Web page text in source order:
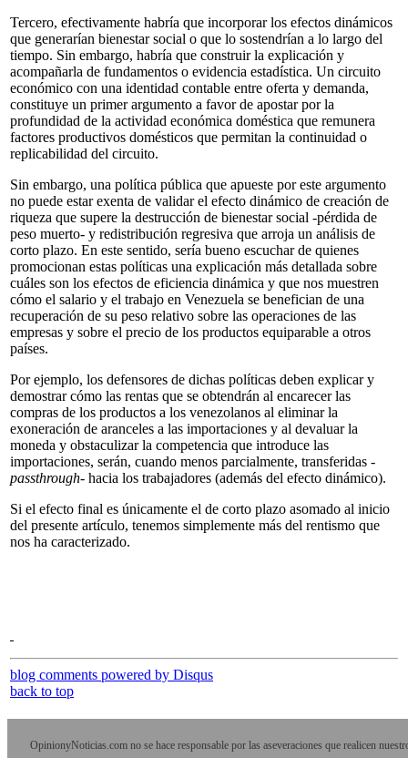
Tercero, efectivamente habría que incorporar los efectos dinámicos
que generarían bienestar social o que lo sostendrían a lo largo del
tiempo. Sin embargo, habría que construir la explicación y
acompañarla de fundamentos o evidencia estadística. Un circuito
económico con una identidad contable entre oferta y demanda,
constituye un primer argumento a favor de apostar por la
profundidad de la actividad económica doméstica que remunera
factores productivos domésticos que permitan la continuidad o
replicabilidad del circuito.
Sin embargo, una política pública que apueste por este argumento
no puede estar exenta de validar el efecto dinámico de creación de
riqueza que supere la destrucción de bienestar social -pérdida de
peso muerto- y redistribución regresiva que arroja un análisis de
corto plazo. En este sentido, sería bueno escuchar de quienes
promocionan estas políticas una explicación más detallada sobre
cuáles son los efectos de eficiencia dinámica y que nos muestren
cómo el salario y el trabajo en Venezuela se benefician de una
recuperación de su peso relativo sobre las operaciones de las
empresas y sobre el precio de los productos equiparable a otros
países.
Por ejemplo, los defensores de dichas políticas deben explicar y
demostrar cómo las rentas que se obtendrán al encarecer las
compras de los productos a los venezolanos al eliminar la
exoneración de aranceles a las importaciones y al devaluar la
moneda y obstaculizar la competencia que introduce las
importaciones, serán, cuando menos parcialmente, transferidas -
passthrough- hacia los trabajadores (además del efecto dinámico).
Si el efecto final es únicamente el de corto plazo asomado al inicio
del presente artículo, tenemos simplemente más del rentismo que
nos ha caracterizado.
blog comments powered by Disqus
back to top
OpinionyNoticias.com no se hace responsable por las aseveraciones que realicen